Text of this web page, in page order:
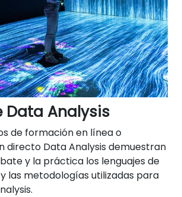
Data Analysis
de formación en línea o
directo Data Analysis demuestran
y la práctica los lenguajes de
las metodologías utilizadas para